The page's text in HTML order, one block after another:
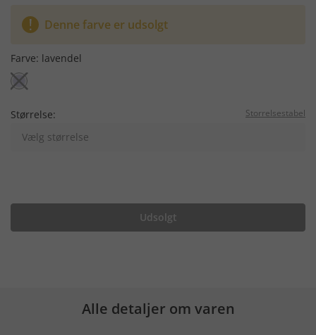
Denne farve er udsolgt
Farve: lavendel
Størrelse: Storrelsestabel
Vælg størrelse
Udsolgt
Alle detaljer om varen